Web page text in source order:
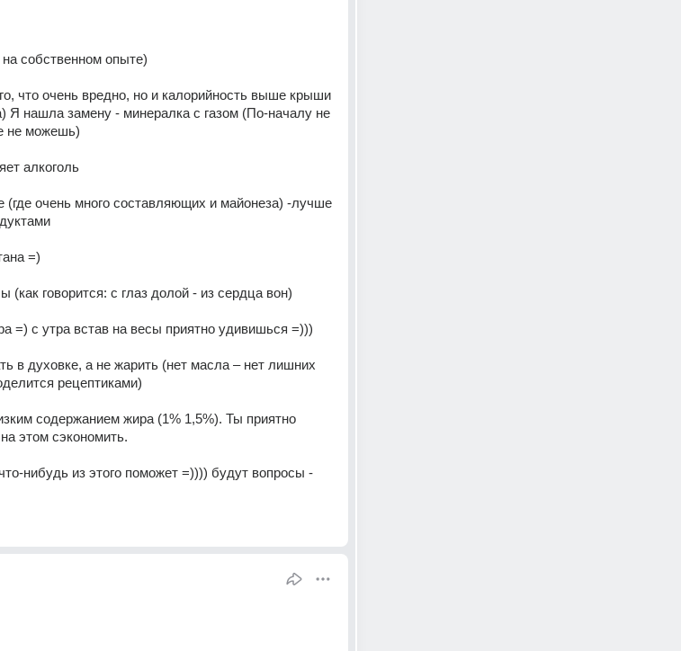
собственном опыте)
что очень вредно, но и калорийность выше крыши
Я нашла замену - минералка с газом (По-началу не
не можешь)
алкоголь
(где очень много составляющих и майонеза) -лучше
=)
(как говорится: с глаз долой - из сердца вон)
=) с утра встав на весы приятно удивишься =)))
в духовке, а не жарить (нет масла – нет лишних
рецептиками)
содержанием жира (1% 1,5%). Ты приятно
этом сэкономить.
нибудь из этого поможет =)))) будут вопросы -